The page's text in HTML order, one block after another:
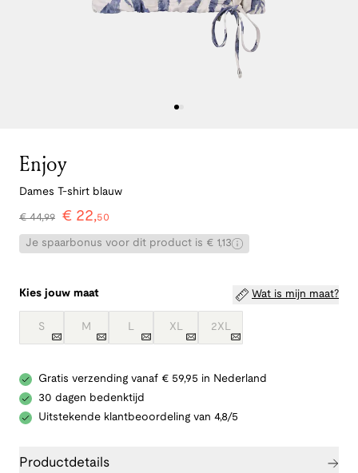
Enjoy
Dames T-shirt blauw
€44,99 € 22,50
Je spaarbonus voor dit product is € 1,13
Kies jouw maat Wat is mijn maat?
S M L XL 2XL
Gratis verzending vanaf € 59,95 in Nederland
30 dagen bedenktijd
Uitstekende klantbeoordeling van 4,8/5
Productdetails